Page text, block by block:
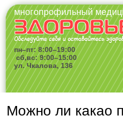
многопрофильный
пн–пт: 8:00–19:00
сб,вс: 9:00–15:00
ул. Чкалова, 136
Можно ли какао